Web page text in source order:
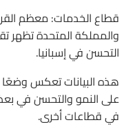
قطاع الخدمات: معظم
والمملكة المتحدة تظهر
التحسن في إسبانيا.
هذه البيانات تعكس وضعًا
على النمو والتحسن في
في قطاعات أخرى.